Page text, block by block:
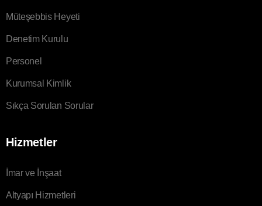
Müteşebbis Heyeti
Denetim Kurulu
Personel
Kurumsal Kimlik
Sıkça Sorulan Sorular
Hizmetler
İmar ve İnşaat
Altyapı Hizmetleri